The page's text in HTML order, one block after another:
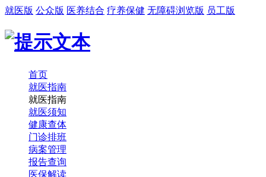
就医版 公众版 医养结合 疗养保健 无障碍浏览版 员工版
首页
就医指南
就医指南
就医须知
健康查体
门诊排班
病案管理
报告查询
医保解读